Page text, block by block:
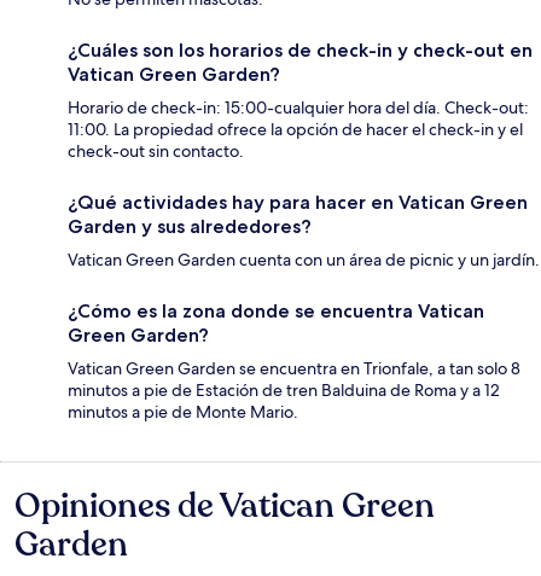
¿Cuáles son los horarios de check-in y check-out en
Vatican Green Garden?
Horario de check-in: 15:00-cualquier hora del día. Check-out:
11:00. La propiedad ofrece la opción de hacer el check-in y el
check-out sin contacto.
¿Qué actividades hay para hacer en Vatican Green
Garden y sus alrededores?
Vatican Green Garden cuenta con un área de picnic y un jardín.
¿Cómo es la zona donde se encuentra Vatican
Green Garden?
Vatican Green Garden se encuentra en Trionfale, a tan solo 8
minutos a pie de Estación de tren Balduina de Roma y a 12
minutos a pie de Monte Mario.
Opiniones
Opiniones de Vatican Green
Garden